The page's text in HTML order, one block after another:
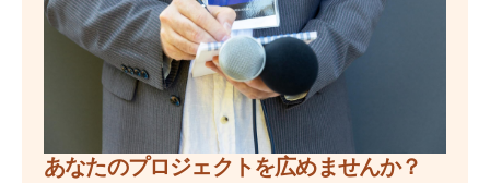
あなたのプロジェクトを広めませんか？